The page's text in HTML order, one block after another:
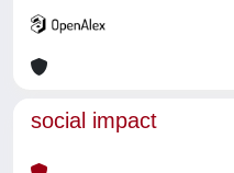
social impact